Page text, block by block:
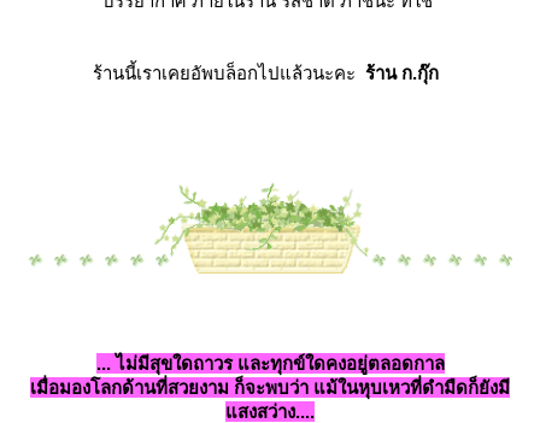
ร้านนี้เราเคยอัพบล็อกไปแล้วนะคะ ร้าน ก.กุ๊ก
... ไม่มีสุขใดถาวร และทุกข์ใดคงอยู่ตลอดกาล
เมื่อมองโลกด้านที่สวยงาม ก็จะพบว่า แม้ในหุบเหวที่ดำมืดก็ยังมี
สงสว่าง....